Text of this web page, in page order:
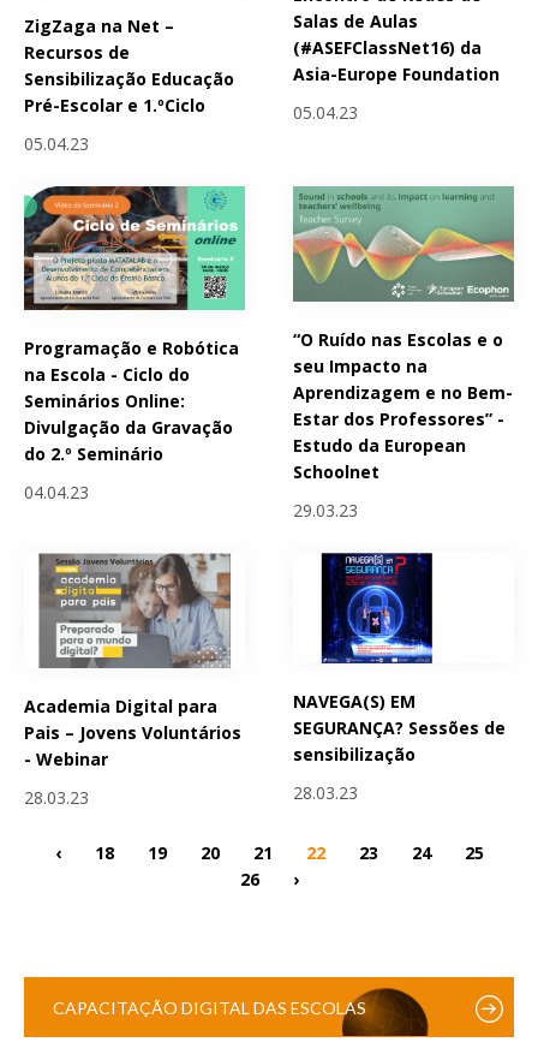
ZigZaga na Net –
Recursos de
Sensibilização Educação
Pré-Escolar e 1.ºCiclo
05.04.23
Salas de Aulas
(#ASEFClassNet16) da
Asia-Europe Foundation
05.04.23
Programação e Robótica
na Escola - Ciclo do
Seminários Online:
Divulgação da Gravação
do 2.º Seminário
04.04.23
“O Ruído nas Escolas e o
seu Impacto na
Aprendizagem e no Bem-
Estar dos Professores” -
Estudo da European
Schoolnet
29.03.23
Academia Digital para
Pais – Jovens Voluntários
- Webinar
28.03.23
NAVEGA(S) EM
SEGURANÇA? Sessões de
sensibilização
28.03.23
‹ 18 19 20 21 22 23 24
25
26
›
CAPACITAÇÃO DIGITAL DAS ESCOLAS